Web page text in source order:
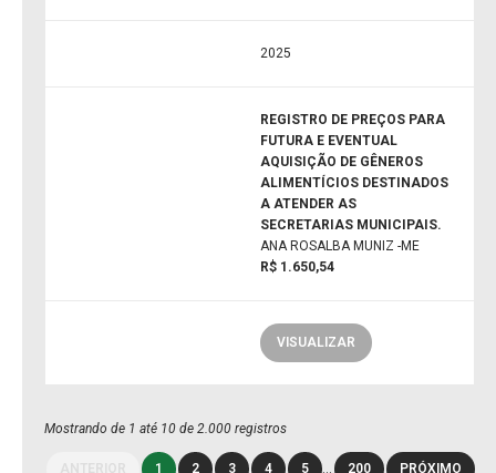
2025
REGISTRO DE PREÇOS PARA
FUTURA E EVENTUAL
AQUISIÇÃO DE GÊNEROS
ALIMENTÍCIOS DESTINADOS
A ATENDER AS
SECRETARIAS MUNICIPAIS.
ANA ROSALBA MUNIZ -ME
R$ 1.650,54
VISUALIZAR
Mostrando de 1 até 10 de 2.000 registros
1 2 3 4 5 200 PRÓXIMO